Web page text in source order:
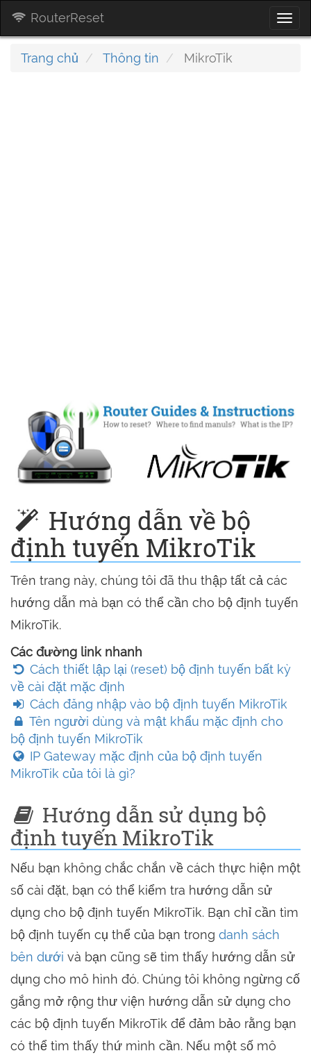
RouterReset
Trang chủ Thông tin MikroTik
Hướng dẫn về bộ
định tuyến MikroTik
Trên trang này, chúng tôi đã thu thập tất cả các
hướng dẫn mà bạn có thể cần cho bộ định tuyến
MikroTik.
Các đường link nhanh
Cách thiết lập lại (reset) bộ định tuyến bất kỳ
về cài đặt mặc định
Cách đăng nhập vào bộ định tuyến MikroTik
Tên người dùng và mật khẩu mặc định cho
bộ định tuyến MikroTik
IP Gateway mặc định của bộ định tuyến
MikroTik của tôi là gì?
Hướng dẫn sử dụng bộ
định tuyến MikroTik
Nếu bạn không chắc chắn về cách thực hiện một
số cài đặt, bạn có thể kiểm tra hướng dẫn sử
dụng cho bộ định tuyến MikroTik. Bạn chỉ cần tìm
bộ định tuyến cụ thể của bạn trong danh sách
bên dưới và bạn cũng sẽ tìm thấy hướng dẫn sử
dụng cho mô hình đó. Chúng tôi không ngừng cố
gắng mở rộng thư viện hướng dẫn sử dụng cho
các bộ định tuyến MikroTik để đảm bảo rằng bạn
có thể tìm thấy thứ mình cần. Nếu một số mô